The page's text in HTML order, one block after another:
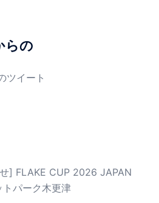
らの
ツイート
] FLAKE CUP 2026 JAPAN
パーク木更津